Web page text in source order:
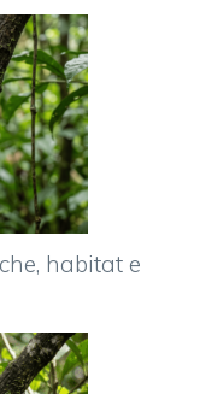
habitat e